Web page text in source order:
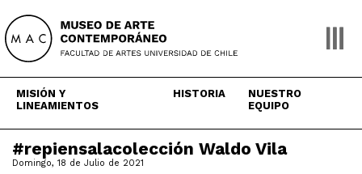
content
MISIÓN Y
LINEAMIENTOS
HISTORIA
NUESTRO
EQUIPO
#repiensalacolección Waldo Vila
Domingo, 18 de Julio de 2021